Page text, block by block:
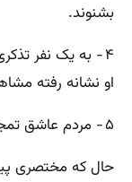
بشنوند.
۴ - به یک نفر
او نشانه رفته
۵ - مردم عاشق تمجید هستند. به جای غر زدن به دانش‌آموزانی که گوش نمی‌کنند از کسانی که توجه می‌کنند تعریف و تمجید کنید.
حال که مختصری